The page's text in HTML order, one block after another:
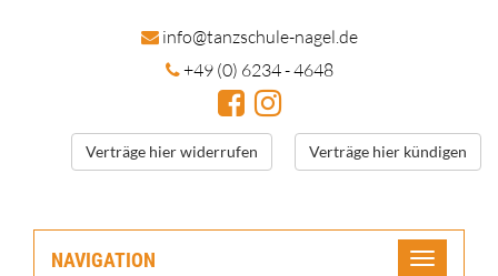
info@tanzschule-nagel.de
+49 (0) 6234 - 4648
Verträge hier widerrufen Verträge hier kündigen
NAVIGATION
Toggle